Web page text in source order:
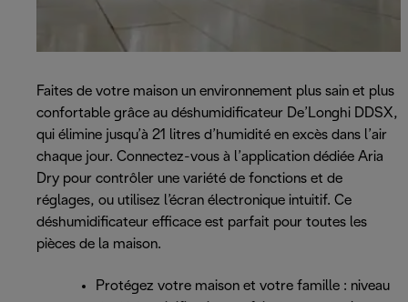
Faites de votre maison un environnement plus sain et plus
confortable grâce au déshumidificateur De’Longhi DDSX,
qui élimine jusqu’à 21 litres d’humidité en excès dans l’air
chaque jour. Connectez-vous à l’application dédiée Aria
Dry pour contrôler une variété de fonctions et de
réglages, ou utilisez l’écran électronique intuitif. Ce
déshumidificateur efficace est parfait pour toutes les
pièces de la maison.
Protégez votre maison et votre famille : niveau